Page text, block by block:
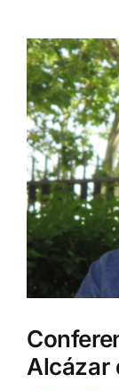
Ver
imagen
más
grande
Alcázar